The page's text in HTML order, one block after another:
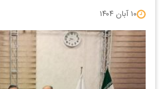
۱۰ آبان ۱۴۰۴